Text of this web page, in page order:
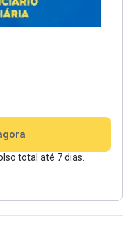
total até 7 dias.